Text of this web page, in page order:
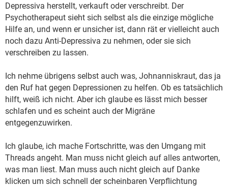
Depressiva herstellt, verkauft oder verschreibt. Der
Psychotherapeut sieht sich selbst als die einzige mögliche
Hilfe an, und wenn er unsicher ist, dann rät er vielleicht auch
noch dazu Anti-Depressiva zu nehmen, oder sie sich
verschreiben zu lassen.
Ich nehme übrigens selbst auch was, Johnanniskraut, das ja
den Ruf hat gegen Depressionen zu helfen. Ob es tatsächlich
hilft, weiß ich nicht. Aber ich glaube es lässt mich besser
schlafen und es scheint auch der Migräne
entgegenzuwirken.
Ich glaube, ich mache Fortschritte, was den Umgang mit
Threads angeht. Man muss nicht gleich auf alles antworten,
was man liest. Man muss auch nicht gleich auf Danke
klicken um sich schnell der scheinbaren Verpflichtung